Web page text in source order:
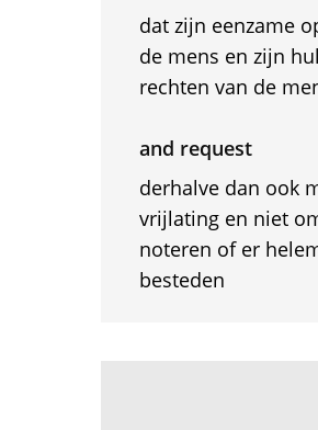
dat zijn eenzame
de mens en zijn
rechten van de
and request
derhalve dan ook
vrijlating en niet
noteren of er
besteden